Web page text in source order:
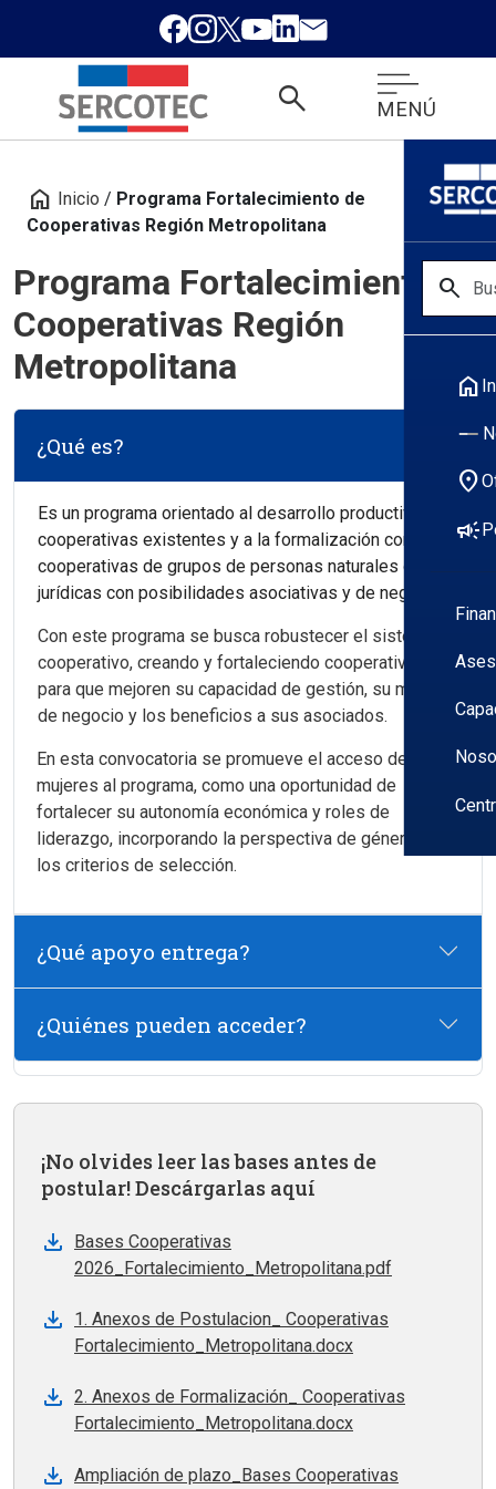
search MENÚ
search
home
location_on
campaign
home Inicio / Programa Fortalecimiento de
Cooperativas Región Metropolitana
Programa Fortalecimiento de
Cooperativas Región
Metropolitana
¿Qué es?
Es un programa orientado al desarrollo productivo de
cooperativas existentes y a la formalización como
cooperativas de grupos de personas naturales o
jurídicas con posibilidades asociativas y de negocio.
Con este programa se busca robustecer el sistema
cooperativo, creando y fortaleciendo cooperativas
para que mejoren su capacidad de gestión, su modelo
de negocio y los beneficios a sus asociados.
En esta convocatoria se promueve el acceso de las
mujeres al programa, como una oportunidad de
fortalecer su autonomía económica y roles de
liderazgo, incorporando la perspectiva de género en
los criterios de selección.
¿Qué apoyo entrega?
¿Quiénes pueden acceder?
¡No olvides leer las bases antes de
postular! Descárgarlas aquí
Bases Cooperativas
2026_Fortalecimiento_Metropolitana.pdf
1. Anexos de Postulacion_ Cooperativas
Fortalecimiento_Metropolitana.docx
2. Anexos de Formalización_ Cooperativas
Fortalecimiento_Metropolitana.docx
Ampliación de plazo_Bases Cooperativas